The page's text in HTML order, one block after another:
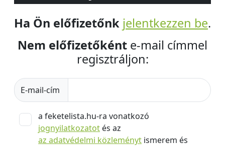
Ha Ön előfizetőnk jelentkezzen be.
Nem előfizetőként e-mail címmel
regisztráljon:
E-mail-cím
a feketelista.hu-ra vonatkozó
jognyilatkozatot és az
az adatvédelmi közleményt ismerem és